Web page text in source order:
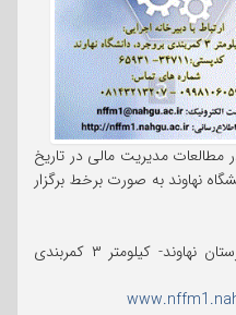
مدیریت مالی در تاریخ
1400 توسط دانشگاه نهاوند به صورت برخط برگزار
آدرس دبیرخانه: استان همدان- شهرستان نهاوند- کیلومتر ۳ کمربندی